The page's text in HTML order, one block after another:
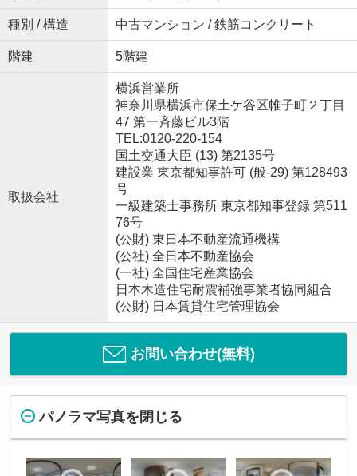
種別 / 構造 中古マンション / 鉄筋コンクリート
階建 5階建
取扱会社
横浜営業所
神奈川県横浜市保土ケ谷区帷子町２丁目
47 第一斉藤ビル3階
TEL:0120-220-154
国土交通大臣 (13) 第2135号
建設業 東京都知事許可 (般-29) 第128493
号
一級建築士事務所 東京都知事登録 第511
76号
(公財) 東日本不動産流通機構
(公社) 全日本不動産協会
(一社) 全国住宅産業協会
日本木造住宅耐震補強事業者協同組合
(公財) 日本賃貸住宅管理協会
お問い合わせ(無料)
パノラマ写真を閉じる